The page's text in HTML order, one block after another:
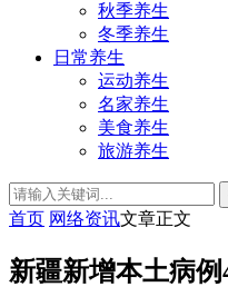
秋季养生
冬季养生
日常养生
运动养生
名家养生
美食养生
旅游养生
首页 网络资讯文章正文
新疆新增本土病